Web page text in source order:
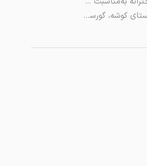
قبرستان روستای کوشه، گورستانی کهن در جزیره‌ی قشم